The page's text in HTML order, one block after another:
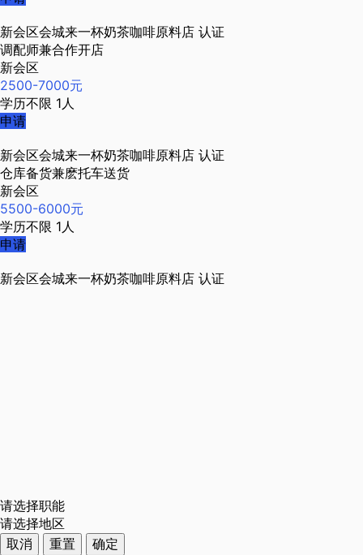
新会区会城来一杯奶茶咖啡原料店 认证
调配师兼合作开店
新会区
2500-7000元
学历不限 1人
申请
新会区会城来一杯奶茶咖啡原料店 认证
仓库备货兼麽托车送货
新会区
5500-6000元
学历不限 1人
申请
新会区会城来一杯奶茶咖啡原料店 认证
请选择职能
请选择地区
取消
重置
确定